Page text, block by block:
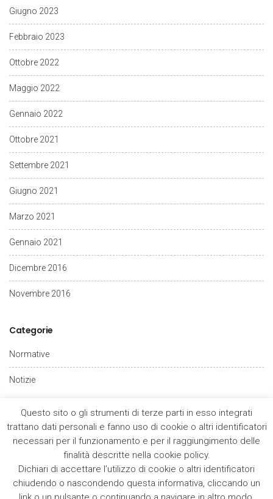
Giugno 2023
Febbraio 2023
Ottobre 2022
Maggio 2022
Gennaio 2022
Ottobre 2021
Settembre 2021
Giugno 2021
Marzo 2021
Gennaio 2021
Dicembre 2016
Novembre 2016
Categorie
Normative
Notizie
Copyrights © 2021 Avvocato Fabio Amici. Tutti i diritti riservati. |
Area Riservata
Questo sito o gli strumenti di terze parti in esso integrati
trattano dati personali e fanno uso di cookie o altri identificatori
necessari per il funzionamento e per il raggiungimento delle
finalità descritte nella cookie policy.
Dichiari di accettare l’utilizzo di cookie o altri identificatori
chiudendo o nascondendo questa informativa, cliccando un